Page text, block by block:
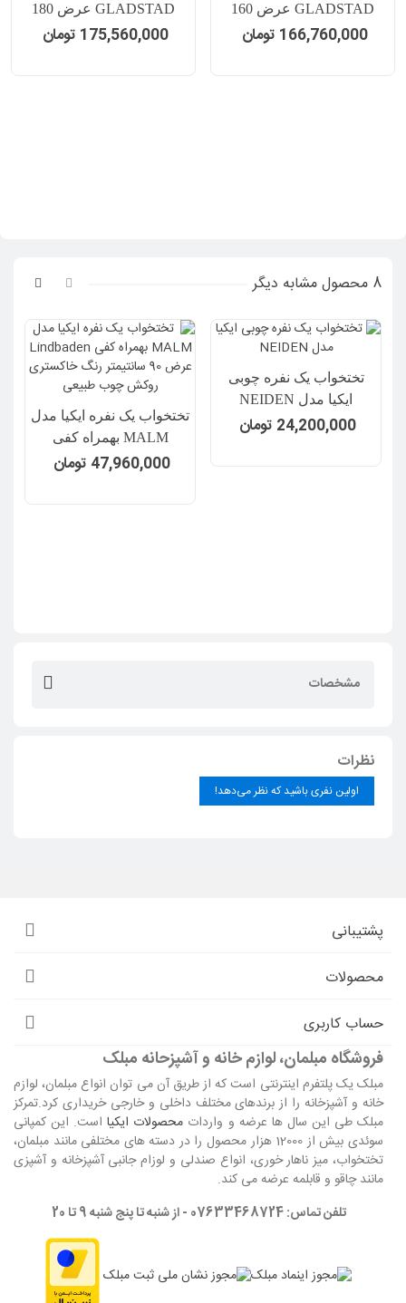
GLADSTAD عرض 160
سانتیمتر بهمراه 4 عدد کشو
166,760,000 تومان
GLADSTAD عرض 180
سانتیمتر بهمراه 4 عدد کشو
175,560,000 تومان
8 محصول مشابه دیگر
تختخواب یک نفره چوبی
ایکیا مدل NEIDEN
24,200,000 تومان
تختخواب یک نفره ایکیا مدل
MALM بهمراه کفی
Lindbaden عرض 90
47,960,000 تومان
مشخصات
نظرات
اولین نفری باشید که نظر می‌دهد!
پشتیبانی
محصولات
حساب کاربری
فروشگاه مبلمان، لوازم خانه و آشپزحانه مبلک
مبلک یک پلتفرم اینترنتی است که از طریق آن می توان انواع مبلمان، لوازم
خانه و آشپزخانه را از برندهای مختلف داخلی و خارجی خریداری کرد.تمرکز
مبلک طی این سال ها عرضه و واردات محصولات ایکیااست. این کمپانی
سوئدی بیش از 12000 هزار محصول را در دسته های مختلفی مانند مبلمان،
تختخواب، میز ناهار خوری، انواع صندلی و لوزام جانبی آشپزخانه و آشپزی
مانند چاقو و قابلمه عرضه می کند.
تلفن تماس: 07633468724 - از شنبه تا پنج شنبه 9 تا 20